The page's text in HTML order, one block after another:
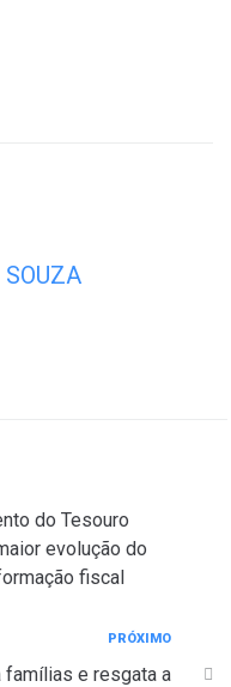
do Tesouro
evolução do
fiscal
PRÓXIMO
famílias e resgata a